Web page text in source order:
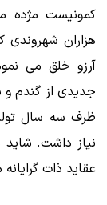
کمونیست مژده
هزاران
آرزو خلق می
جدیدی از گندم و
نیاز داشت. شاید
عقاید ذات